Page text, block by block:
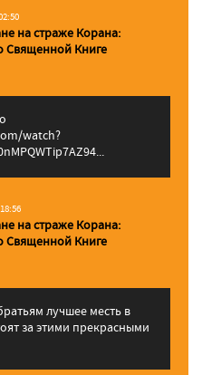
на страже Корана:
Священной Книге
watch?
на страже Корана:
Священной Книге
лучшее месть в
за этими прекрасными